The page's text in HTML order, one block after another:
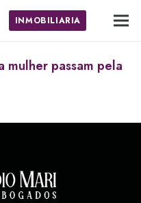
INMOBILIARIA
mulher passam pela